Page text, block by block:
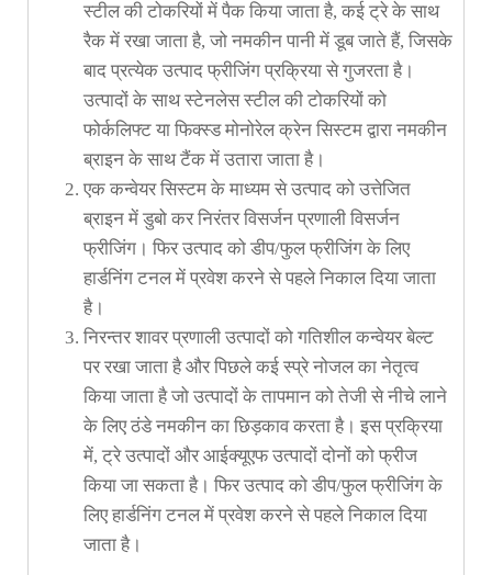
स्टील की टोकरियों में पैक किया जाता है, कई ट्रे के साथ
रैक में रखा जाता है, जो नमकीन पानी में डूब जाते हैं, जिसके
बाद प्रत्येक उत्पाद फ्रीजिंग प्रक्रिया से गुजरता है।
उत्पादों के साथ स्टेनलेस स्टील की टोकरियों को
फोर्कलिफ्ट या फिक्स्ड मोनोरेल क्रेन सिस्टम द्वारा नमकीन
ब्राइन के साथ टैंक में उतारा जाता है।
एक कन्वेयर सिस्टम के माध्यम से उत्पाद को उत्तेजित
ब्राइन में डुबो कर निरंतर विसर्जन प्रणाली विसर्जन
फ्रीजिंग। फिर उत्पाद को डीप/फुल फ्रीजिंग के लिए
हार्डनिंग टनल में प्रवेश करने से पहले निकाल दिया जाता
है।
निरन्तर शावर प्रणाली उत्पादों को गतिशील कन्वेयर बेल्ट
पर रखा जाता है और पिछले कई स्प्रे नोजल का नेतृत्व
किया जाता है जो उत्पादों के तापमान को तेजी से नीचे लाने
के लिए ठंडे नमकीन का छिड़काव करता है। इस प्रक्रिया
में, ट्रे उत्पादों और आईक्यूएफ उत्पादों दोनों को फ्रीज
किया जा सकता है। फिर उत्पाद को डीप/फुल फ्रीजिंग के
लिए हार्डनिंग टनल में प्रवेश करने से पहले निकाल दिया
जाता है।